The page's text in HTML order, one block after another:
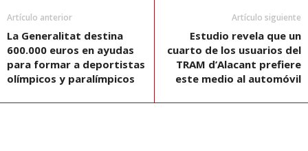
Artículo anterior
La Generalitat destina
600.000 euros en ayudas
para formar a deportistas
olímpicos y paralímpicos
Artículo siguiente
Estudio revela que un
cuarto de los usuarios del
TRAM d’Alacant prefiere
este medio al automóvil